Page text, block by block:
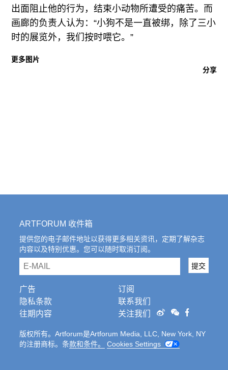
出面阻止他的行为，结束小动物所遭受的痛苦。而
画廊的负责人认为：“小狗不是一直被绑，除了三小
时的展览外，我们按时喂它。”
更多图片
分享
ARTFORUM 收件箱
提供您的电子邮件地址以获得更多相关资讯，定期了解杂志
内容以及特别优惠。您可以随时取消订阅。
email 提交
广告
隐私条款
往期内容
订阅
联系我们
关注我们
版权所有。Artforum是Artforum Media, LLC, New York, NY
的注册商标。条款和条件。 Cookies Settings